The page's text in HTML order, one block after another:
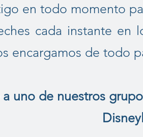
en todo momento
cada instante en
encargamos de todo
a uno de nuestros